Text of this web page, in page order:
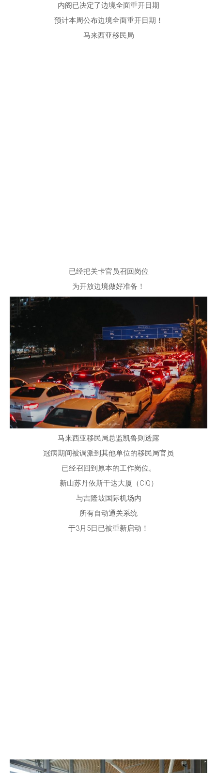
内阁已决定了边境全面重开日期
预计本周公布边境全面重开日期！
马来西亚移民局
已经把关卡官员召回岗位
为开放边境做好准备！
马来西亚移民局总监凯鲁则透露
冠病期间被调派到其他单位的移民局官员
已经召回到原本的工作岗位。
新山苏丹依斯干达大厦（CIQ）
与吉隆坡国际机场内
所有自动通关系统
于3月5日已被重新启动！